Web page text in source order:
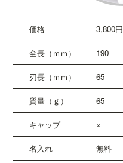
3,800円
190
65
65
×
無料